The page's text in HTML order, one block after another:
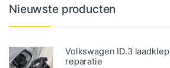
Nieuwste producten
Volkswagen ID.3 laadklep
reparatie